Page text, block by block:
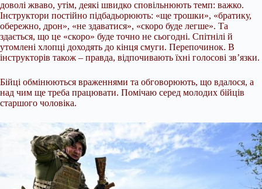
доволі жваво, утім, деякі швидко сповільнюють темп: важко.
Інструктори постійно підбадьорюють: «ще трошки», «братику,
обережно, дрон», «не здаватися», «скоро буде легше». Та
здається, що це «скоро» буде точно не сьогодні. Спітнілі й
утомлені хлопці доходять до кінця смуги. Перепочинок. В
інструкторів також – правда, відпочивають їхні голосові звʼязки.
Бійці обмінюються враженнями та обговорюють, що вдалося, а
над чим ще треба працювати. Помічаю серед молодих бійців
старшого чоловіка.